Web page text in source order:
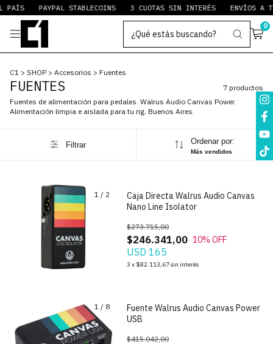
PAÍS PAYPAL STABLECOINS 3 CUOTAS SIN INTERÉS ENVÍOS A
0
C1 > SHOP > Accesorios > Fuentes
FUENTES
7 productos
Fuentes de alimentación para pedales. Walrus Audio Canvas Power.
Alimentación limpia e aislada para tu rig. Buenos Aires.
Filtrar Ordenar por:
Más vendidos
1 / 2
Caja Directa Walrus Audio Canvas
Nano Line Isolator
$246.341,00
$273.715,00
10% OFF
USD 165
3 x $82.113,67sin interés
1 / 8
Fuente Walrus Audio Canvas Power
USB
$415.042,00